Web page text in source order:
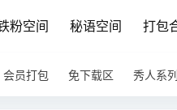
粉空间 秘语空间 打包
会员打包 免下载区 秀人系列